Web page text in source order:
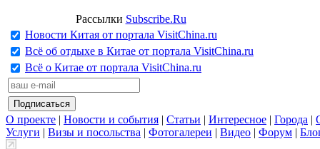
Рассылки Subscribe.Ru
Новости Китая от портала VisitChina.ru
Всё об отдыхе в Китае от портала VisitChina.ru
Всё о Китае от портала VisitChina.ru
О проекте | Новости и события | Статьи | Интересное | Города |
Услуги | Визы и посольства | Фотогалереи | Видео | Форум |